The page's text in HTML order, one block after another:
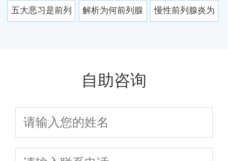
因素有哪些呢 对 常犯四种错
五大恶习是前列 解析为何前列腺 慢性前列腺炎为
自助咨询